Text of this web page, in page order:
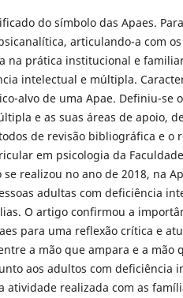
do símbolo das Apaes.
articulando-a com
na prática institucional e
intelectual e múltipla.
alvo de uma Apae. Definiu-se
e as suas áreas de apoio,
de revisão bibliográfica e o
em psicologia da Faculdade
realizou no ano de 2018, na
adultas com deficiência
O artigo confirmou a
para uma reflexão crítica e
a mão que ampara e a mão
aos adultos com deficiência
atividade realizada com as